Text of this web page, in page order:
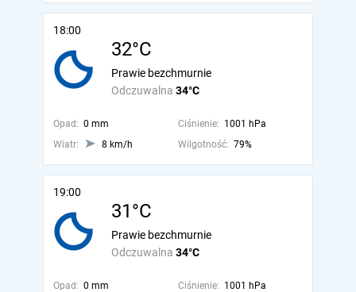
18:00
32°C
Odczuwalna 34°C
Prawie bezchmurnie
Opad: 0 mm Ciśnienie: 1001 hPa
Wiatr:
8 km/h Wilgotność: 79%
19:00
31°C
Odczuwalna 34°C
Prawie bezchmurnie
Opad: 0 mm Ciśnienie: 1001 hPa